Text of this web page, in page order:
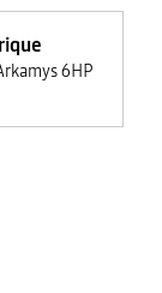
6HP